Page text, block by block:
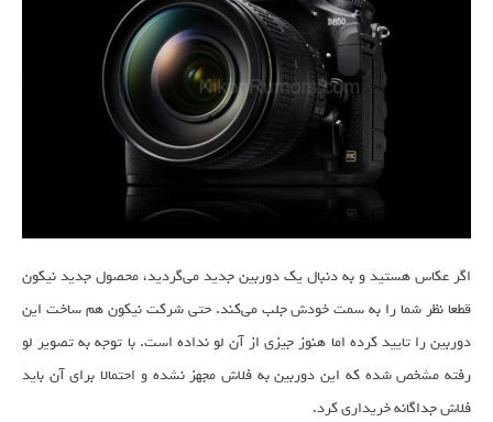
اگر عکاس هستید و به دنبال یک دوربین جدید می‌گردید، محصول جدید نیکون
قطعا نظر شما را به سمت خودش جلب می‌کند. حتی شرکت نیکون هم ساخت این
دوربین را تایید کرده اما هنوز جیزی از آن لو نداده است. با توجه به تصویر لو
رفته مشخص شده که این دوربین به فلاش مجهز نشده و احتمالا برای آن باید
فلاش جداگانه خریداری کرد.